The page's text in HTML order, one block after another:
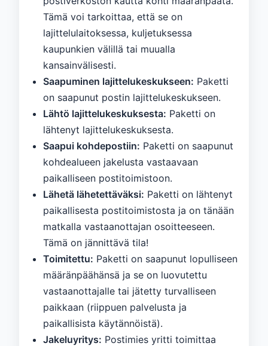
Tämä voi tarkoittaa, että se on
lajittelulaitoksessa, kuljetuksessa
kaupunkien välillä tai muualla
kansainvälisesti.
Saapuminen lajittelukeskukseen: Paketti
on saapunut postin lajittelukeskukseen.
Lähtö lajittelukeskuksesta: Paketti on
lähtenyt lajittelukeskuksesta.
Saapui kohdepostiin: Paketti on saapunut
kohdealueen jakelusta vastaavaan
paikalliseen postitoimistoon.
Lähetä lähetettäväksi: Paketti on lähtenyt
paikallisesta postitoimistosta ja on tänään
matkalla vastaanottajan osoitteeseen.
Tämä on jännittävä tila!
Toimitettu: Paketti on saapunut lopulliseen
määränpäähänsä ja se on luovutettu
vastaanottajalle tai jätetty turvalliseen
paikkaan (riippuen palvelusta ja
paikallisista käytännöistä).
Jakeluyritys: Postimies yritti toimittaa